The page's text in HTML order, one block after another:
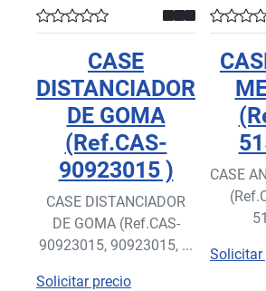
CASE
DISTANCIADOR
DE GOMA
(Ref.CAS-
90923015 )
CASE DISTANCIADOR
DE GOMA (Ref.CAS-
90923015, 90923015, ...
Solicitar precio
CASE
Solicitar